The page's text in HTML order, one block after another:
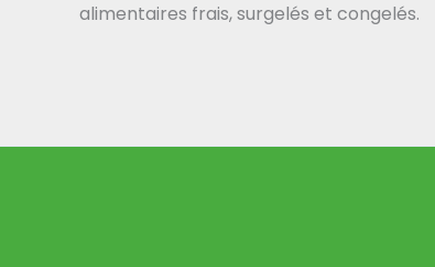
alimentaires frais, surgelés et congelés.